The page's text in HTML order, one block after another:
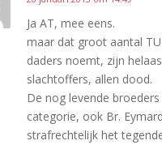
Ja AT, mee eens.
maar dat groot aantal
daders noemt, zijn
slachtoffers, allen dood.
De nog levende
categorie, ook Br.
strafrechtelijk het